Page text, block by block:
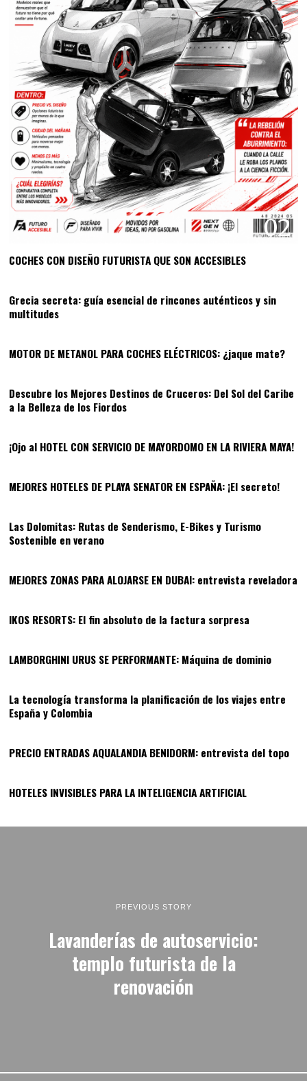
02
COCHES CON DISEÑO FUTURISTA QUE SON ACCESIBLES
Grecia secreta: guía esencial de rincones auténticos y sin
multitudes
MOTOR DE METANOL PARA COCHES ELÉCTRICOS: ¿jaque mate?
05
Descubre los Mejores Destinos de Cruceros: Del Sol del Caribe
a la Belleza de los Fiordos
¡Ojo al HOTEL CON SERVICIO DE MAYORDOMO EN LA RIVIERA MAYA!
07
MEJORES HOTELES DE PLAYA SENATOR EN ESPAÑA: ¡El secreto!
08
Las Dolomitas: Rutas de Senderismo, E-Bikes y Turismo
Sostenible en verano
MEJORES ZONAS PARA ALOJARSE EN DUBAI: entrevista reveladora
10
IKOS RESORTS: El fin absoluto de la factura sorpresa
LAMBORGHINI URUS SE PERFORMANTE: Máquina de dominio12
La tecnología transforma la planificación de los viajes entre
España y Colombia
PRECIO ENTRADAS AQUALANDIA BENIDORM: entrevista del topo
14
HOTELES INVISIBLES PARA LA INTELIGENCIA ARTIFICIAL
PREVIOUS STORY
Lavanderías de autoservicio:
templo futurista de la
renovación